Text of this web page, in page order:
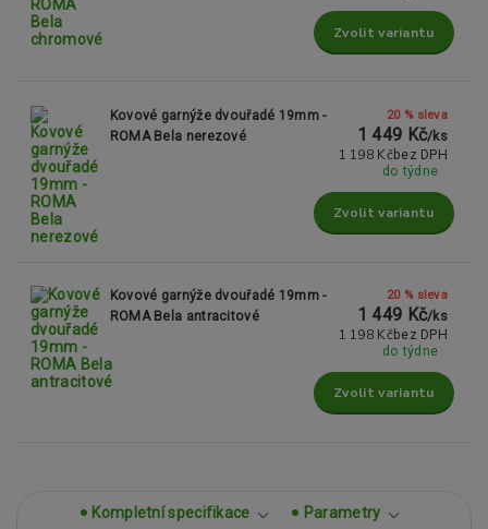
Zvolit variantu
Kovové garnýže dvouřadé 19mm -
ROMA Bela nerezové
20 % sleva
1 449 Kč/ks
1 198 Kč bez DPH
do týdne
Zvolit variantu
Kovové garnýže dvouřadé 19mm -
ROMA Bela antracitové
20 % sleva
1 449 Kč/ks
1 198 Kč bez DPH
do týdne
Zvolit variantu
Kompletní specifikace Parametry